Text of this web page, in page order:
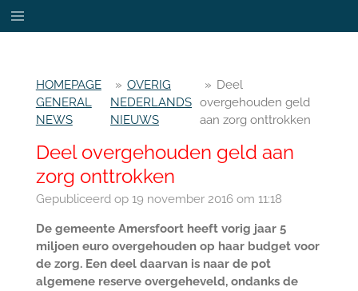
Ga
direct
hoofdinhoud
HOMEPAGE
GENERAL
NEWS
» OVERIG
NEDERLANDS
NIEUWS
» Deel
overgehouden geld
aan zorg onttrokken
Deel overgehouden geld aan
zorg onttrokken
Gepubliceerd op 19 november 2016 om 11:18
De gemeente Amersfoort heeft vorig jaar 5
miljoen euro overgehouden op haar budget voor
de zorg. Een deel daarvan is naar de pot
algemene reserve overgeheveld, ondanks de